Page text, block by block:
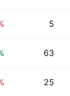
5
63
25